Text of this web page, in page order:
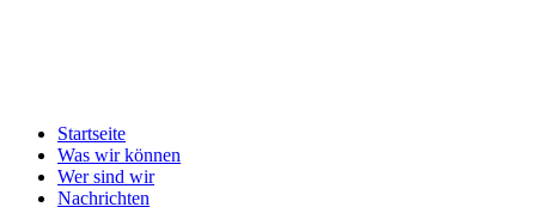
Startseite
Was wir können
Wer sind wir
Nachrichten